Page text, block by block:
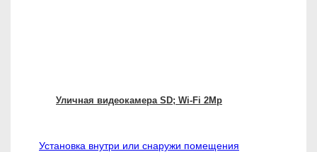
Уличная видеокамера SD; Wi-Fi 2Mp
Установка внутри или снаружи помещения